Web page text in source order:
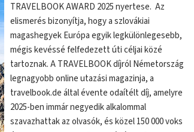
TRAVELBOOK AWARD 2025 nyertese. Az
elismerés bizonyítja, hogy a szlovákiai
magashegyek Európa egyik legkülönlegesebb,
mégis kevéssé felfedezett úti céljai közé
tartoznak. A TRAVELBOOK díjról Németország
legnagyobb online utazási magazinja, a
travelbook.de által évente odaítélt díj, amelyre
2025-ben immár negyedik alkalommal
szavazhattak az olvasók, és közel 150 000 voks